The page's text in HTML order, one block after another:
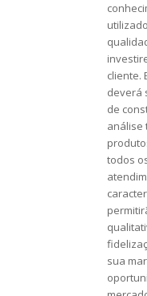
cliente.
deverá
de
análise
todos
sua